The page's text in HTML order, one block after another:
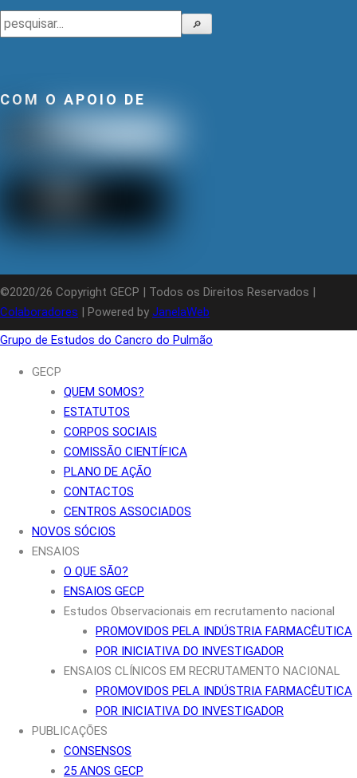
Pesquisar 🔎
COM O APOIO DE
©2020/26 Copyright GECP | Todos os Direitos Reservados |
Colaboradores | Powered by JanelaWeb
Grupo de Estudos do Cancro do Pulmão
GECP
QUEM SOMOS?
ESTATUTOS
CORPOS SOCIAIS
COMISSÃO CIENTÍFICA
PLANO DE AÇÃO
CONTACTOS
CENTROS ASSOCIADOS
NOVOS SÓCIOS
ENSAIOS
O QUE SÃO?
ENSAIOS GECP
Estudos Observacionais em recrutamento nacional
PROMOVIDOS PELA INDÚSTRIA FARMACÊUTICA
POR INICIATIVA DO INVESTIGADOR
ENSAIOS CLÍNICOS EM RECRUTAMENTO NACIONAL
PROMOVIDOS PELA INDÚSTRIA FARMACÊUTICA
POR INICIATIVA DO INVESTIGADOR
PUBLICAÇÕES
CONSENSOS
25 ANOS GECP